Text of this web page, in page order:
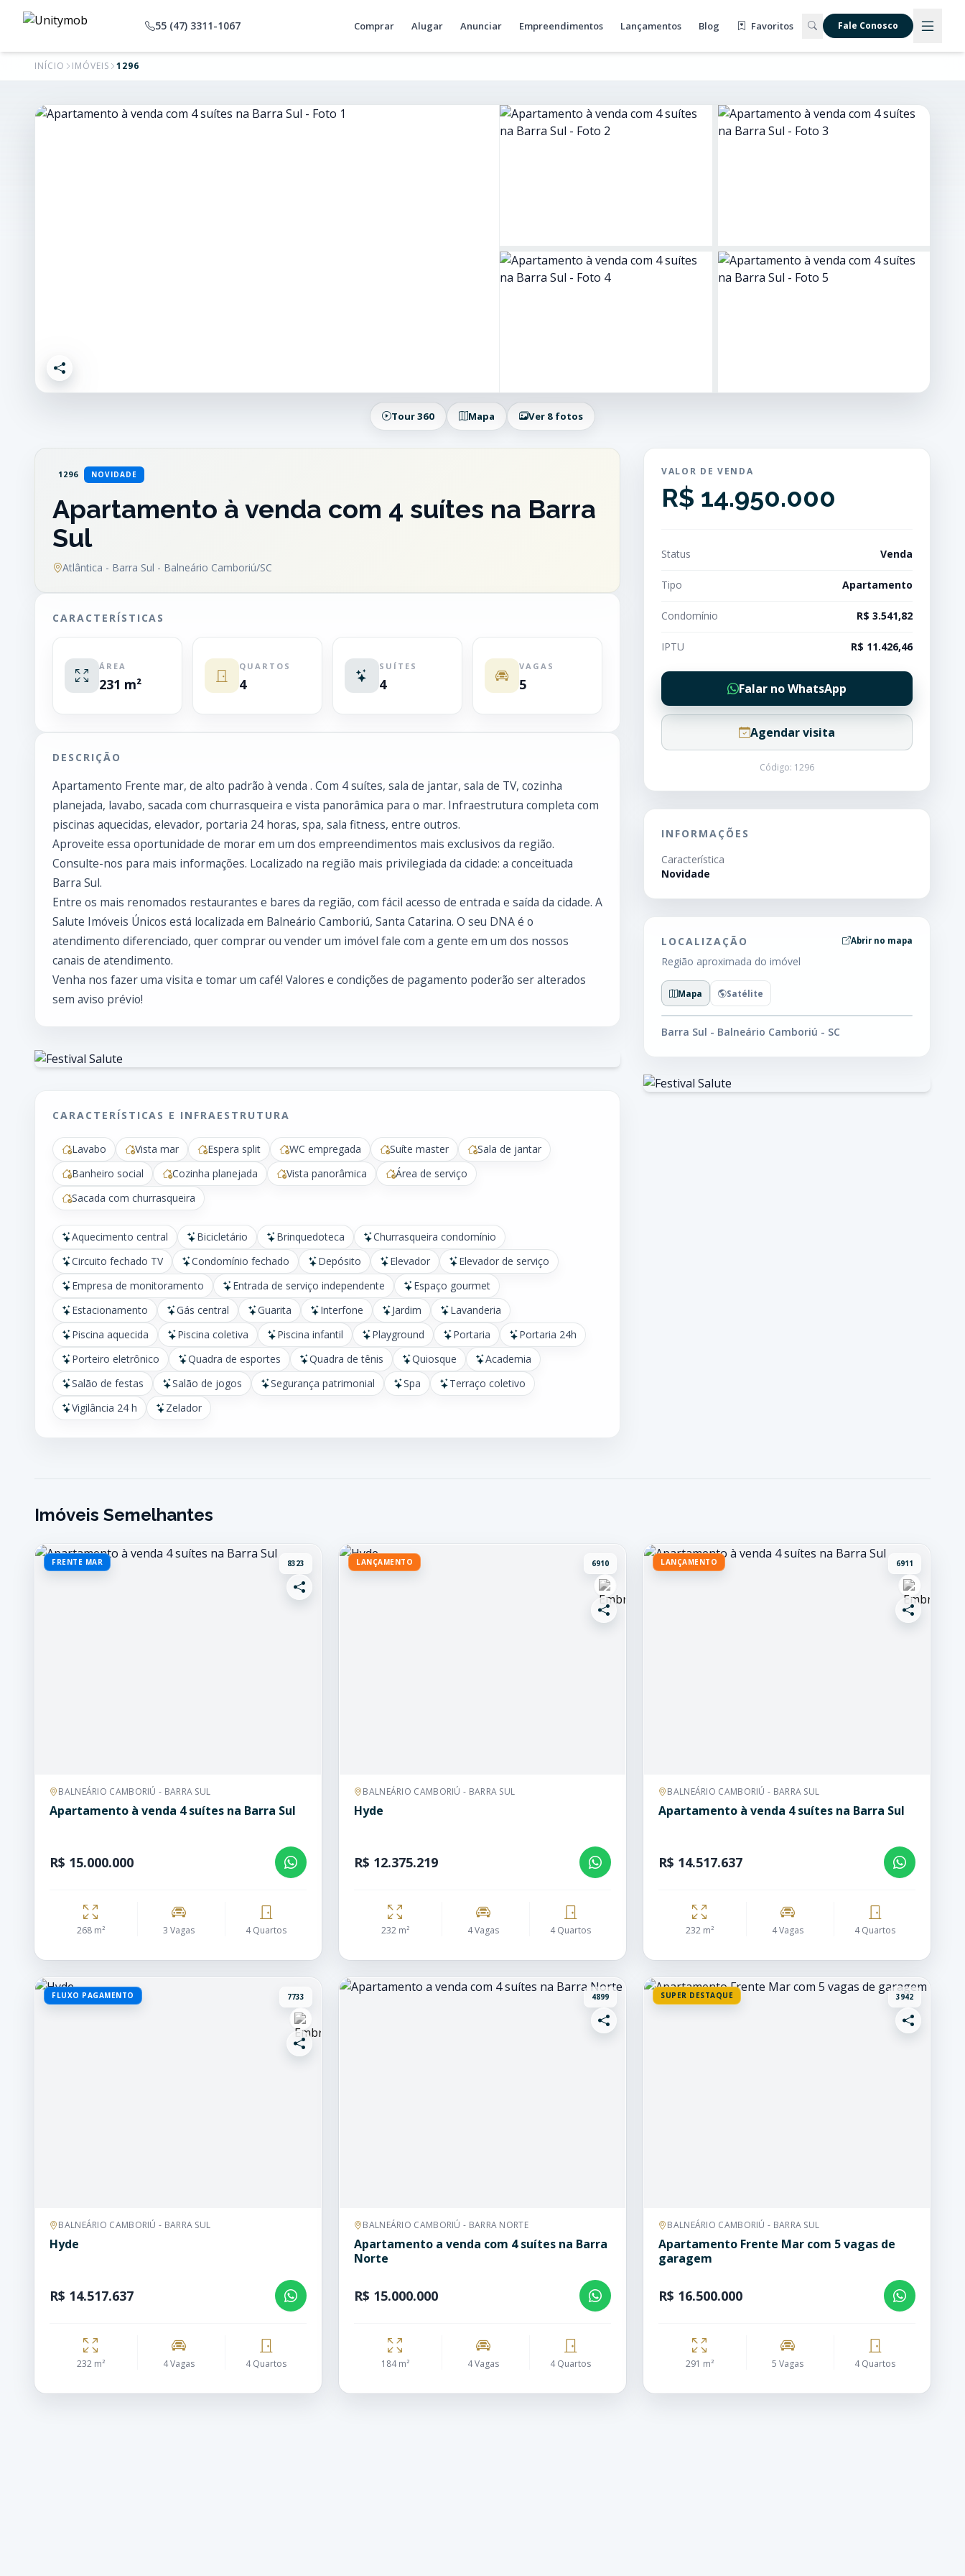
55 (47) 3311-1067 Comprar Alugar Anunciar Empreendimentos Lançamentos Blog Favoritos Fale Conosco
INÍCIO IMÓVEIS 1296
Tour 360 Mapa Ver 8 fotos
1296 NOVIDADE
Apartamento à venda com 4 suítes na Barra
Sul
Atlântica - Barra Sul - Balneário Camboriú/SC
CARACTERÍSTICAS
ÁREA
231 m²
QUARTOS
4
SUÍTES
4
VAGAS
5
DESCRIÇÃO
Apartamento Frente mar, de alto padrão à venda . Com 4 suítes, sala de jantar, sala de TV, cozinha
planejada, lavabo, sacada com churrasqueira e vista panorâmica para o mar. Infraestrutura completa com
piscinas aquecidas, elevador, portaria 24 horas, spa, sala fitness, entre outros.
Aproveite essa oportunidade de morar em um dos empreendimentos mais exclusivos da região.
Consulte-nos para mais informações. Localizado na região mais privilegiada da cidade: a conceituada
Barra Sul.
Entre os mais renomados restaurantes e bares da região, com fácil acesso de entrada e saída da cidade. A
Salute Imóveis Únicos está localizada em Balneário Camboriú, Santa Catarina. O seu DNA é o
atendimento diferenciado, quer comprar ou vender um imóvel fale com a gente em um dos nossos
canais de atendimento.
Venha nos fazer uma visita e tomar um café! Valores e condições de pagamento poderão ser alterados
sem aviso prévio!
CARACTERÍSTICAS E INFRAESTRUTURA
Lavabo Vista mar Espera split WC empregada Suíte master
Sala de jantar
Banheiro social
Cozinha planejada Vista panorâmica
Área de serviço
Sacada com churrasqueira
Aquecimento central Bicicletário Brinquedoteca
Churrasqueira condomínio
Circuito fechado TV
Condomínio fechado Depósito Elevador
Elevador de serviço
Empresa de monitoramento
Entrada de serviço independente
Espaço gourmet
Estacionamento
Gás central Guarita Interfone Jardim
Lavanderia
Piscina aquecida
Piscina coletiva Piscina infantil Playground Portaria
Portaria 24h
Porteiro eletrônico
Quadra de esportes Quadra de tênis Quiosque
Academia
Salão de festas
Salão de jogos Segurança patrimonial Spa
Terraço coletivo
Vigilância 24 h
Zelador
VALOR DE VENDA
R$ 14.950.000
Status Venda
Tipo Apartamento
Condomínio R$ 3.541,82
IPTU R$ 11.426,46
Falar no WhatsApp
Agendar visita
Código: 1296
INFORMAÇÕES
Característica
Novidade
LOCALIZAÇÃO
Região aproximada do imóvel
Abrir no mapa
Mapa Satélite
Barra Sul - Balneário Camboriú - SC
Imóveis Semelhantes
FRENTE MAR 8323
BALNEÁRIO CAMBORIÚ - BARRA SUL
Apartamento à venda 4 suítes na Barra Sul
R$ 15.000.000
268 m² 3 Vagas 4 Quartos
LANÇAMENTO 6910
BALNEÁRIO CAMBORIÚ - BARRA SUL
Hyde
R$ 12.375.219
232 m² 4 Vagas 4 Quartos
LANÇAMENTO 6911
BALNEÁRIO CAMBORIÚ - BARRA SUL
Apartamento à venda 4 suítes na Barra Sul
R$ 14.517.637
232 m² 4 Vagas 4 Quartos
FLUXO PAGAMENTO 7733
BALNEÁRIO CAMBORIÚ - BARRA SUL
Hyde
R$ 14.517.637
232 m² 4 Vagas 4 Quartos
4899
BALNEÁRIO CAMBORIÚ - BARRA NORTE
Apartamento a venda com 4 suítes na Barra
Norte
R$ 15.000.000
184 m² 4 Vagas 4 Quartos
SUPER DESTAQUE 3942
BALNEÁRIO CAMBORIÚ - BARRA SUL
Apartamento Frente Mar com 5 vagas de
garagem
R$ 16.500.000
291 m² 5 Vagas 4 Quartos